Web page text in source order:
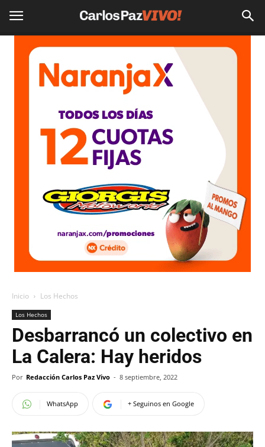
Inicio Los Hechos
Los Hechos
Desbarrancó un colectivo en
La Calera: Hay heridos
Por Redacción Carlos Paz Vivo - 8 septiembre, 2022
WhatsApp + Seguinos en Google